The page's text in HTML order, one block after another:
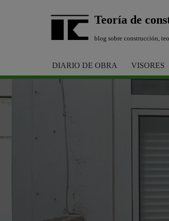
Teoría de
blog sobre construcción,
DIARIO DE OBRA VISORES